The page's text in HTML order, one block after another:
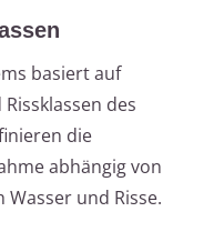
basiert auf
des
die
abhängig von
und Risse.